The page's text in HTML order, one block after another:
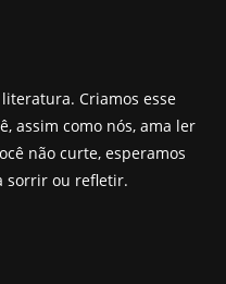
Criamos esse
assim como nós, ama ler
não curte, esperamos
sorrir ou refletir.